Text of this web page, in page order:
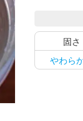
固さ
やわら